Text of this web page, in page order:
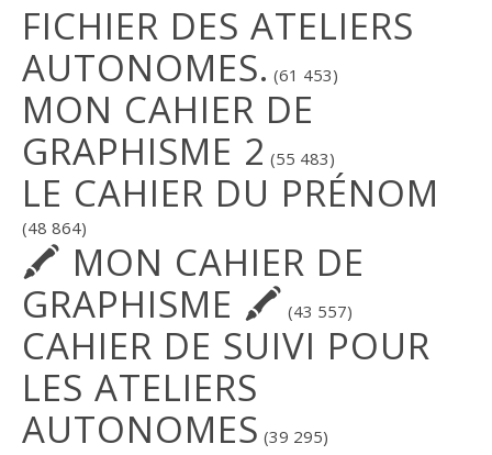
FICHIER DES ATELIERS
AUTONOMES. (61 453)
MON CAHIER DE
GRAPHISME 2 (55 483)
LE CAHIER DU PRÉNOM
(48 864)
🖍 MON CAHIER DE
GRAPHISME 🖍 (43 557)
CAHIER DE SUIVI POUR
LES ATELIERS
AUTONOMES (39 295)